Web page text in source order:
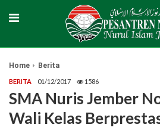
Home Berita
BERITA 01/12/2017 1586
SMA Nuris Jember
Wali Kelas